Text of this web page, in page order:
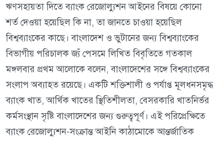
ঋণসহায়তা দিতে ব্যাংক রেজোল্যুশন আইনের বিষয়ে কোনো
শর্ত দেওয়া হয়েছিল কি না, তা জানতে চাওয়া হয়েছিল
বিশ্বব্যাংকের কাছে। বাংলাদেশ ও ভুটানের জন্য বিশ্বব্যাংকের
বিভাগীয় পরিচালক জ্যঁ পেসমে লিখিত বিবৃতিতে গতকাল
মঙ্গলবার প্রথম আলোকে বলেন, বাংলাদেশের সঙ্গে বিশ্বব্যাংকের
সংলাপ অব্যাহত রয়েছে। একটি শক্তিশালী ও পর্যাপ্ত মূলধনসমৃদ্ধ
ব্যাংক খাত, আর্থিক খাতের স্থিতিশীলতা, বেসরকারি খাতনির্ভর
কর্মসংস্থান সৃষ্টি বাংলাদেশের জন্য গুরুত্বপূর্ণ। এই পরিপ্রেক্ষিতে
ব্যাংক রেজোল্যুশন-সংক্রান্ত আইনি কাঠামোকে আন্তর্জাতিক